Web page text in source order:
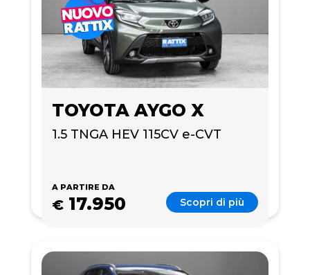
TOYOTA AYGO X
1.5 TNGA HEV 115CV e-CVT
A PARTIRE DA
€ 17.950 Scopri di più